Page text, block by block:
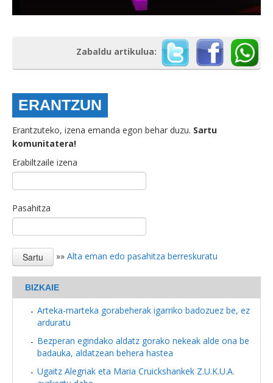
Zabaldu artikulua:
ERANTZUN
Erantzuteko, izena emanda egon behar duzu. Sartu
komunitatera!
Erabiltzaile izena
Pasahitza
»» Alta eman edo pasahitza berreskuratu
BIZKAIE
Arteka-marteka gorabeherak igarriko badozuez be, ez
arduratu
Bezperan egindako aldatz gorako nekeak alde ona be
badauka, aldatzean behera hastea
Ugaitz Alegriak eta Maria Cruickshankek Z.U.K.U.A.